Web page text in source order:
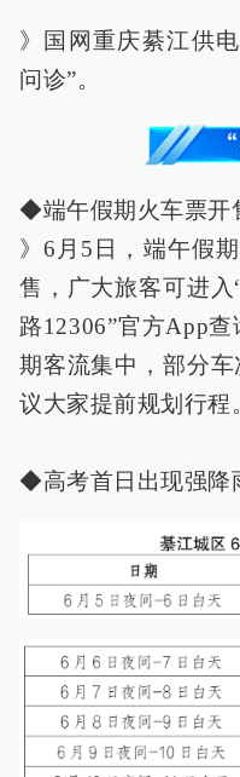
》国网重庆綦江供
问诊”。
◆端午假期火车票开
》6月5日，端午假
售，广大旅客可进入
路12306”官方App
期客流集中，部分
议大家提前规划行程
◆高考首日出现强降